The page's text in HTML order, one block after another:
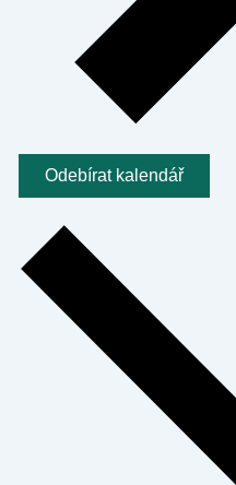
Odebírat kalendář